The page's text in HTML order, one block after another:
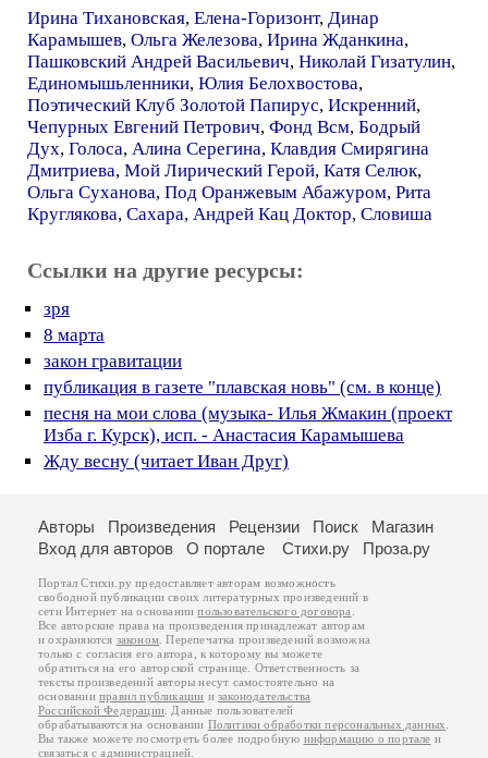
Ирина Тихановская, Елена-Горизонт, Динар
Карамышев, Ольга Железова, Ирина Жданкина,
Пашковский Андрей Васильевич, Николай Гизатулин,
Единомышьленники, Юлия Белохвостова,
Поэтический Клуб Золотой Папирус, Искренний,
Чепурных Евгений Петрович, Фонд Всм, Бодрый
Дух, Голоса, Алина Серегина, Клавдия Смирягина
Дмитриева, Мой Лирический Герой, Катя Селюк,
Ольга Суханова, Под Оранжевым Абажуром, Рита
Круглякова, Сахара, Андрей Кац Доктор, Словиша
Ссылки на другие ресурсы:
зря
8 марта
закон гравитации
публикация в газете "плавская новь" (см. в конце)
песня на мои слова (музыка- Илья Жмакин (проект
Изба г. Курск), исп. - Анастасия Карамышева
Жду весну (читает Иван Друг)
Авторы Произведения Рецензии Поиск
Магазин
Вход для авторов
О портале Стихи.ру Проза.ру
Портал Стихи.ру предоставляет авторам возможность
свободной публикации своих литературных произведений в
сети Интернет на основаниипользовательского договора.
Все авторские права на произведения принадлежат авторам
и охраняются законом. Перепечатка произведений возможна
только с согласия его автора, к которому вы можете
обратиться на его авторской странице. Ответственность за
тексты произведений авторы несут самостоятельно на
основанииправил публикации изаконодательства
Российской Федерации. Данные пользователей
обрабатываются на основании Политики обработки персональных данных.
Вы также можете посмотреть более подробную информацию о портале и
связаться с администрацией.